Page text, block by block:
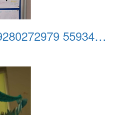
499929599 722799280272979 5593412333517819926 n